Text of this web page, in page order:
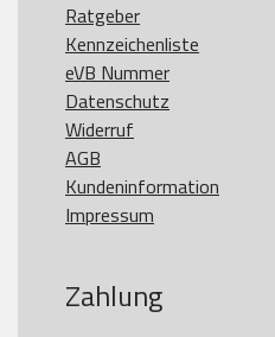
Ratgeber
Kennzeichenliste
eVB Nummer
Datenschutz
Widerruf
AGB
Kundeninformation
Impressum
Zahlung